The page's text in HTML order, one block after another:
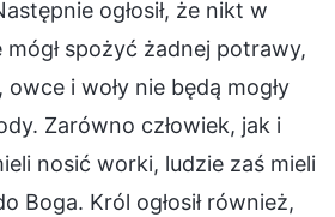
ogłosił, że nikt w
mógł spożyć żadnej potrawy,
i woły nie będą mogły
Zarówno człowiek, jak i
nosić worki, ludzie zaś mieli
Boga. Król ogłosił również,